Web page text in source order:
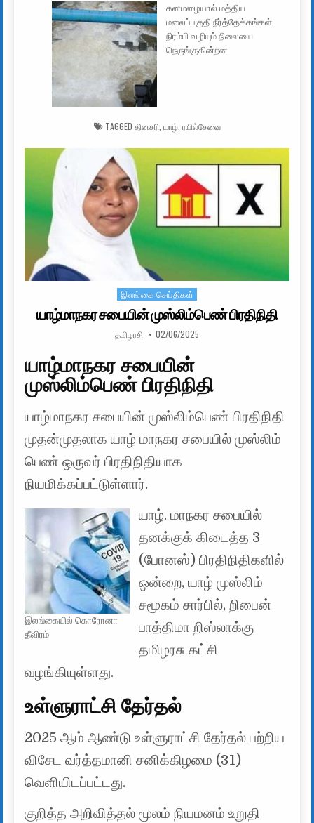
கனமழையால் மத்திய
மலைப்பகுதி நீர்த்தேக்கங்கள்
நிரம்பி வழியும் நிலையை
நெருங்குகின்றன
TAGGED தினசரி யாழ், ரயில்சேவை
Posted in
இலங்கை செய்திகள்
யாழ்மாநகர சபையின் முஸ்லிம்பெண் பிரதிநிதி
AUTHOR:
தமிழரசி PUBLISHED DATE:
02/06/2025
யாழ்மாநகர சபையின்
முஸ்லிம்பெண் பிரதிநிதி
யாழ்மாநகர சபையின் முஸ்லிம்பெண் பிரதிநிதி
முதன்முதலாக யாழ் மாநகர சபையில் முஸ்லிம்
பெண் ஒருவர் பிரதிநிதியாக
நியமிக்கப்பட்டுள்ளார்.
இலங்கையில் கொரோனா
தீவிரம்
யாழ். மாநகர சபையில்
தனக்குக் கிடைத்த 3
(போனஸ்) பிரதிநிதிகளில்
ஒன்றை, யாழ் முஸ்லிம்
சமூகம் சார்பில், றிபைன்
பாத்திமா றிஸ்லாக்கு
தமிழரசு கட்சி
வழங்கியுள்ளது.
உள்ளுராட்சி தேர்தல்
2025 ஆம் ஆண்டு உள்ளுராட்சி தேர்தல் பற்றிய
விசேட வர்த்தமானி சனிக்கிழமை (31)
வெளியிடப்பட்டது.
குறித்த அறிவித்தல் மூலம் நியமனம் உறுதி